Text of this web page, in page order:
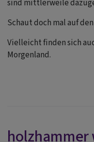
sind mittlerweile
Schaut doch mal auf
Vielleicht finden sich
Morgenland.